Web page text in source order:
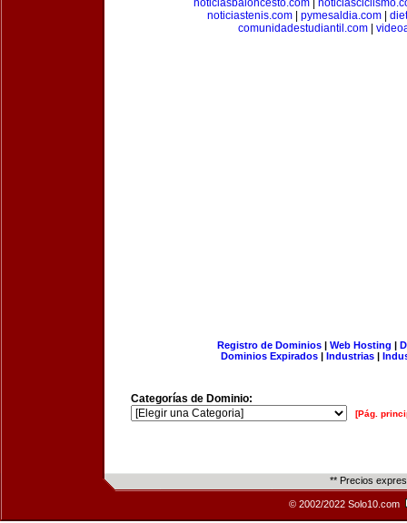
noticiasbaloncesto.com
noticiastenis.com
pymesaldia.com
comunidadestudiantil.com
Registro de Dominios| Web Hosting |
Dominios Expirados | Industrias |
Categorías de Dominio:
[Pág.
** Precios
© 2002/2022 Solo10.com